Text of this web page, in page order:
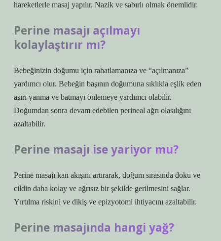
hareketlerle masaj yapılır. Nazik ve sabırlı olmak önemlidir.
Perine masajı açılmayı
kolaylaştırır mı?
Bebeğinizin doğumu için rahatlamanıza ve “açılmanıza”
yardımcı olur. Bebeğin başının doğumuna sıklıkla eşlik eden
aşırı yanma ve batmayı önlemeye yardımcı olabilir.
Doğumdan sonra devam edebilen perineal ağrı olasılığını
azaltabilir.
Perine masajı ise yariyor mu?
Perine masajı kan akışını artırarak, doğum sırasında doku ve
cildin daha kolay ve ağrısız bir şekilde gerilmesini sağlar.
Yırtılma riskini ve dikiş ve epizyotomi ihtiyacını azaltabilir.
Perine masajında hangi yağ?